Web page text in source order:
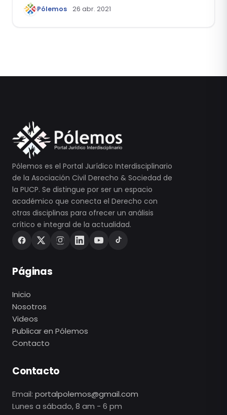
Pólemos 26 abr. 2021
Pólemos es el Portal Jurídico Interdisciplinario
de la Asociación Civil Derecho & Sociedad de
la PUCP. Se distingue por ser un espacio
académico que conecta el Derecho con
otras disciplinas para ofrecer un análisis
crítico e integral de la actualidad.
Páginas
Inicio
Nosotros
Videos
Publicar en Pólemos
Contacto
Contacto
Email: portalpolemos@gmail.com
Lunes a sábado, 8 am - 6 pm